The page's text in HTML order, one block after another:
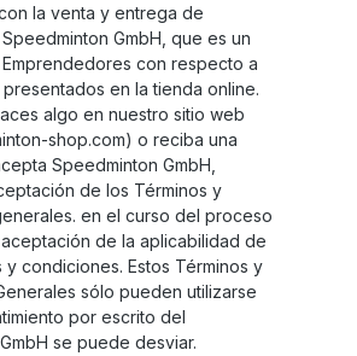
la venta y entrega de
GmbH, que es un
con respecto a
en la tienda online.
algo en nuestro sitio web
shop.com) o reciba una
Speedminton GmbH,
de los Términos y
en el curso del proceso
de la aplicabilidad de
y condiciones. Estos Términos y
sólo pueden utilizarse
por escrito del
se puede desviar.